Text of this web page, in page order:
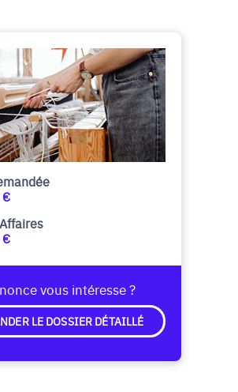
vous intéresse ?
LE DOSSIER DÉTAILLÉ